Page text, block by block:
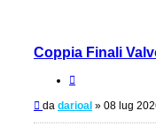
Coppia Finali
Messaggio
da darioal » 08 lug